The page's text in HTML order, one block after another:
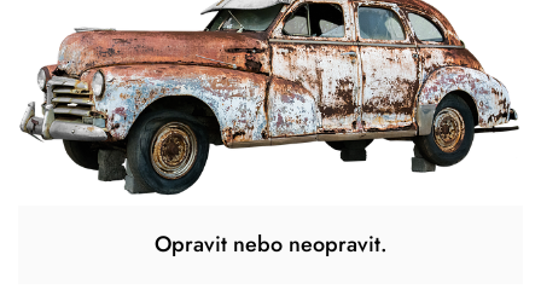
Opravit nebo neopravit.